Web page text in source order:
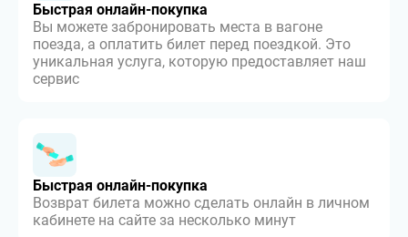
Быстрая онлайн-покупка
Вы можете забронировать места в вагоне
поезда, а оплатить билет перед поездкой. Это
уникальная услуга, которую предоставляет наш
сервис
Быстрая онлайн-покупка
Возврат билета можно сделать онлайн в личном
кабинете на сайте за несколько минут